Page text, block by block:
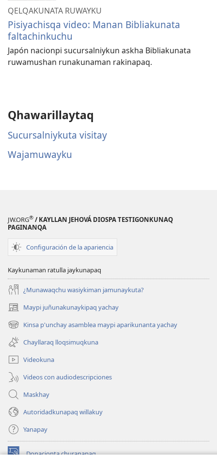
QELQAKUNATA RUWAYKU
Pisiyachisqa video: Manan Bibliakunata
faltachinkuchu
Japón nacionpi sucursalniykun askha Bibliakunata
ruwamushan runakunaman rakinapaq.
Qhawarillaytaq
Sucursalniykuta visitay
Wajamuwayku
JW.ORG® / KAYLLAN JEHOVÁ DIOSPA TESTIGONKUNAQ
PAGINANQA
Configuración de la apariencia
Kaykunaman ratulla jaykunapaq
¿Munawaqchu wasiykiman jamunaykuta?
Maypi juñunakunaykipaq yachay
(abre
una
nueva
ventana)
Kinsa p'unchay asamblea maypi aparikunanta yachay
(abre
una
nueva
ventana)
Chayllaraq lloqsimuqkuna
Videokuna
Videos con audiodescripciones
Maskhay
Autoridadkunapaq willakuy
Yanapay